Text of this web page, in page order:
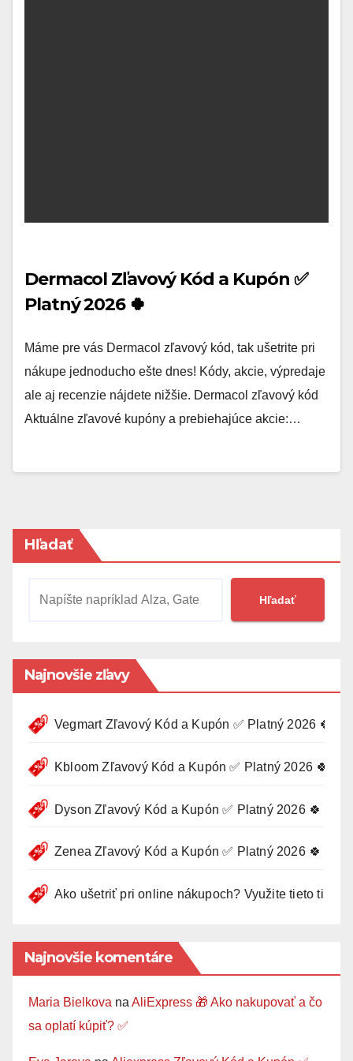
Dermacol Zľavový Kód a Kupón ✅
Platný 2026 🍀
Máme pre vás Dermacol zľavový kód, tak ušetrite pri
nákupe jednoducho ešte dnes! Kódy, akcie, výpredaje
ale aj recenzie nájdete nižšie. Dermacol zľavový kód
Aktuálne zľavové kupóny a prebiehajúce akcie:…
Hľadať
Hľadať
Najnovšie zľavy
Vegmart Zľavový Kód a Kupón ✅ Platný 2026 🍀
Kbloom Zľavový Kód a Kupón ✅ Platný 2026 🍀
Dyson Zľavový Kód a Kupón ✅ Platný 2026 🍀
Zenea Zľavový Kód a Kupón ✅ Platný 2026 🍀
Ako ušetriť pri online nákupoch? Využite tieto tipy 🛍️
Najnovšie komentáre
Maria Bielkova na AliExpress 🎁 Ako nakupovať a čo
sa oplatí kúpiť? ✅